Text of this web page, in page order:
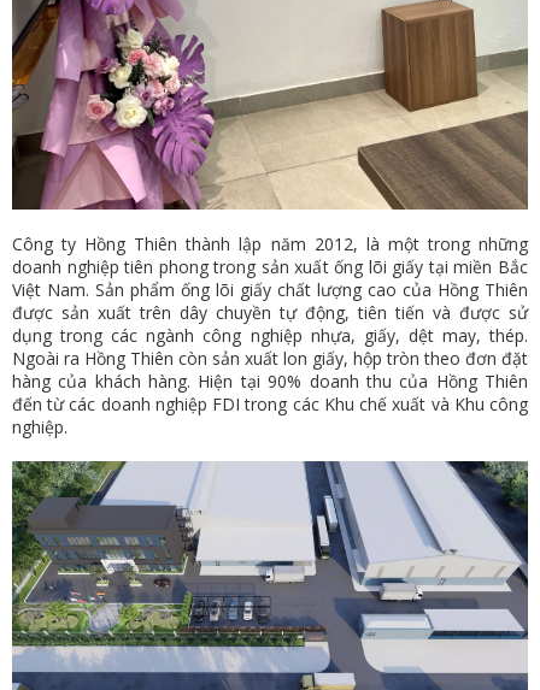
Công ty Hồng Thiên thành lập năm 2012, là một trong những
doanh nghiệp tiên phong trong sản xuất ống lõi giấy tại miền Bắc
Việt Nam. Sản phẩm ống lõi giấy chất lượng cao của Hồng Thiên
được sản xuất trên dây chuyền tự động, tiên tiến và được sử
dụng trong các ngành công nghiệp nhựa, giấy, dệt may, thép.
Ngoài ra Hồng Thiên còn sản xuất lon giấy, hộp tròn theo đơn đặt
hàng của khách hàng. Hiện tại 90% doanh thu của Hồng Thiên
đến từ các doanh nghiệp FDI trong các Khu chế xuất và Khu công
nghiệp.